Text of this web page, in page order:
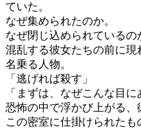
ていた。
なぜ集められたのか。
なぜ閉じ込められているの
混乱する彼女たちの前に現
名乗る人物。
「逃げれば殺す」
「まずは、なぜこんな目
恐怖の中で浮かび上がる、
この密室に仕掛けられたも